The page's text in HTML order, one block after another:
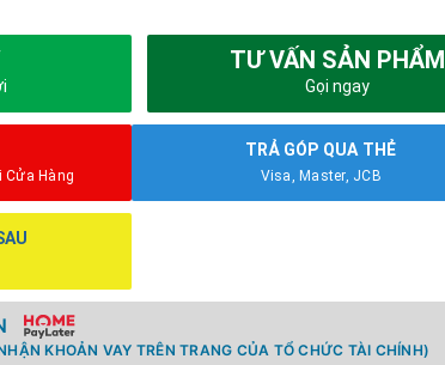
TƯ VẤN SẢN PHẨM
Gọi ngay
Cửa Hàng
TRẢ GÓP QUA THẺ
Visa, Master, JCB
KHOẢN VAY TRÊN TRANG CỦA TỔ CHỨC TÀI CHÍNH)